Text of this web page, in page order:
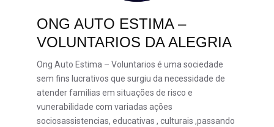
ONG AUTO ESTIMA –
VOLUNTARIOS DA ALEGRIA
Ong Auto Estima – Voluntarios é uma sociedade
sem fins lucrativos que surgiu da necessidade de
atender familias em situações de risco e
vunerabilidade com variadas ações
sociosassistencias, educativas , culturais ,passando